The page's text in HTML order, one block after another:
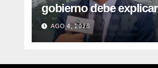
gobierno debe explicar
a Cajamarca que tiene
US$ 16 mil millones en
proyectos mineros
AGO 4, 2026